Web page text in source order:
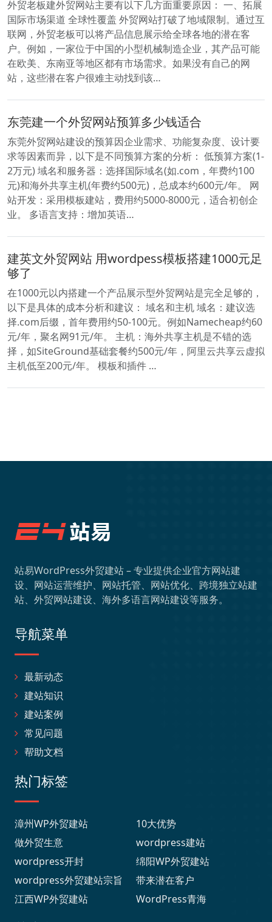
外贸老板建外贸网站主要有以下几方面重要原因： 一、拓展
国际市场渠道 全球性覆盖 外贸网站打破了地域限制。通过互
联网，外贸老板可以将产品信息展示给全球各地的潜在客
户。例如，一家位于中国的小型机械制造企业，其产品可能
在欧美、东南亚等地区都有市场需求。如果没有自己的网
站，这些潜在客户很难主动找到该…
东莞建一个外贸网站预算多少钱适合
东莞外贸网站建设的预算因企业需求、功能复杂度、设计要
求等因素而异，以下是不同预算方案的分析： 低预算方案(1-
2万元) 域名和服务器：选择国际域名(如.com，年费约100
元)和海外共享主机(年费约500元)，总成本约600元/年。 网
站开发：采用模板建站，费用约5000-8000元，适合初创企
业。 多语言支持：增加英语…
建英文外贸网站 用wordpess模板搭建1000元足
够了
在1000元以内搭建一个产品展示型外贸网站是完全足够的，
以下是具体的成本分析和建议： 域名和主机 域名：建议选
择.com后缀，首年费用约50-100元。例如Namecheap约60
元/年，聚名网91元/年。 主机：海外共享主机是不错的选
择，如SiteGround基础套餐约500元/年，阿里云共享云虚拟
主机低至200元/年。 模板和插件 …
站易WordPress外贸建站 – 专业提供企业官方网站建
设、网站运营维护、网站托管、网站优化、跨境独立站建
站、外贸网站建设、海外多语言网站建设等服务。
导航菜单
最新动态
建站知识
建站案例
常见问题
帮助文档
热门标签
漳州WP外贸建站
10大优势
做外贸生意
wordpress建站
wordpress开封
绵阳WP外贸建站
wordpress外贸建站宗旨
带来潜在客户
江西WP外贸建站
WordPress青海